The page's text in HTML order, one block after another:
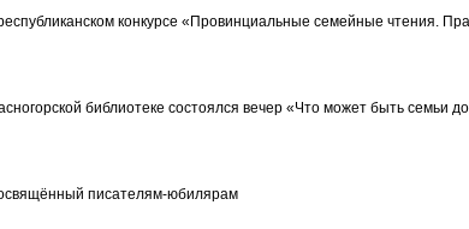
конкурсе «Провинциальные семейные чтения.
библиотеке состоялся вечер «Что может быть семьи
писателям-юбилярам